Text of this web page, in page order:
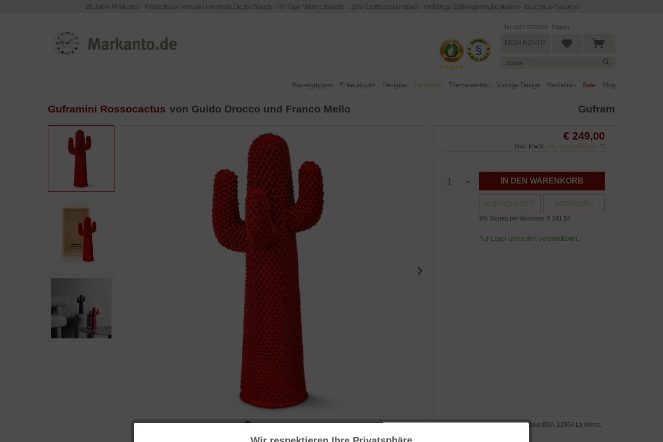
25 Jahre Markanto · Kostenloser Versand innerhalb Deutschlands · 30 Tage Widerrufsrecht · 10% Erstbestellerrabatt · Vielfältige Zahlungsmöglichkeiten · Bestprice-Garantie
Tel. 0221 9723920 English
MEIN KONTO
Warengruppen Entwurfsjahr Designer Hersteller Themenwelten Vintage Design Neuheiten Sale Blog
Guframini Rossocactus von Guido Drocco und Franco Mello Gufram
€ 249,00
(inkl. MwSt. inkl. Versandkosten *)
IN DEN WARENKORB
WUNSCHLISTE ANFRAGEN
3% Skonto bei Vorkasse: € 241,53
Auf Lager und sofort versandbereit.
Hersteller: gufram srl, Località Batasiolo 85/A, 12064 La Morra,